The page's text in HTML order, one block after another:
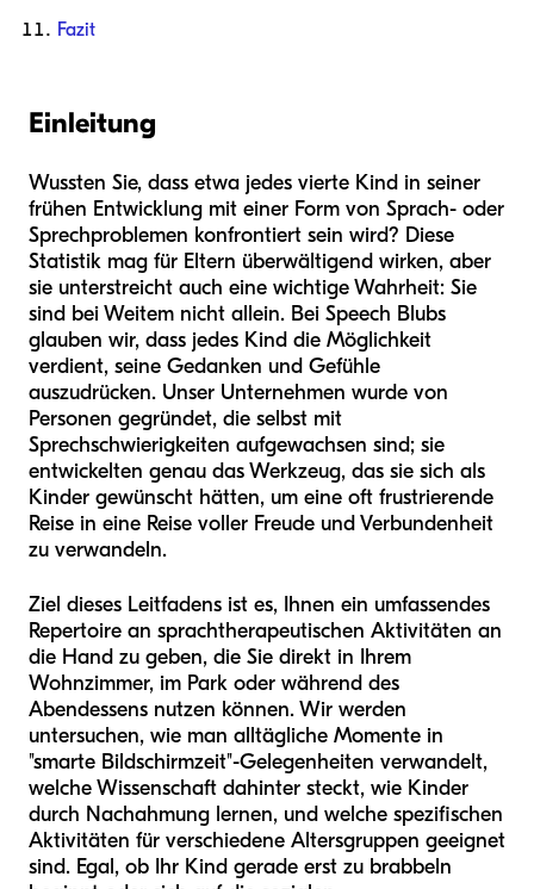
Fazit
Einleitung
Wussten Sie, dass etwa jedes vierte Kind in seiner
frühen Entwicklung mit einer Form von Sprach- oder
Sprechproblemen konfrontiert sein wird? Diese
Statistik mag für Eltern überwältigend wirken, aber
sie unterstreicht auch eine wichtige Wahrheit: Sie
sind bei Weitem nicht allein. Bei Speech Blubs
glauben wir, dass jedes Kind die Möglichkeit
verdient, seine Gedanken und Gefühle
auszudrücken. Unser Unternehmen wurde von
Personen gegründet, die selbst mit
Sprechschwierigkeiten aufgewachsen sind; sie
entwickelten genau das Werkzeug, das sie sich als
Kinder gewünscht hätten, um eine oft frustrierende
Reise in eine Reise voller Freude und Verbundenheit
zu verwandeln.
Ziel dieses Leitfadens ist es, Ihnen ein umfassendes
Repertoire an sprachtherapeutischen Aktivitäten an
die Hand zu geben, die Sie direkt in Ihrem
Wohnzimmer, im Park oder während des
Abendessens nutzen können. Wir werden
untersuchen, wie man alltägliche Momente in
"smarte Bildschirmzeit"-Gelegenheiten verwandelt,
welche Wissenschaft dahinter steckt, wie Kinder
durch Nachahmung lernen, und welche spezifischen
Aktivitäten für verschiedene Altersgruppen geeignet
sind. Egal, ob Ihr Kind gerade erst zu brabbeln